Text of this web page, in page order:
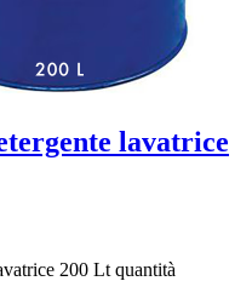
lavatrice
200 Lt quantità